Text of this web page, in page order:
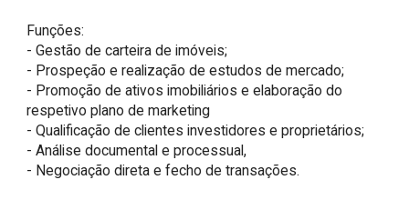
Funções:
- Gestão de carteira de imóveis;
- Prospeção e realização de estudos de mercado;
- Promoção de ativos imobiliários e elaboração do
respetivo plano de marketing
- Qualificação de clientes investidores e proprietários;
- Análise documental e processual,
- Negociação direta e fecho de transações.